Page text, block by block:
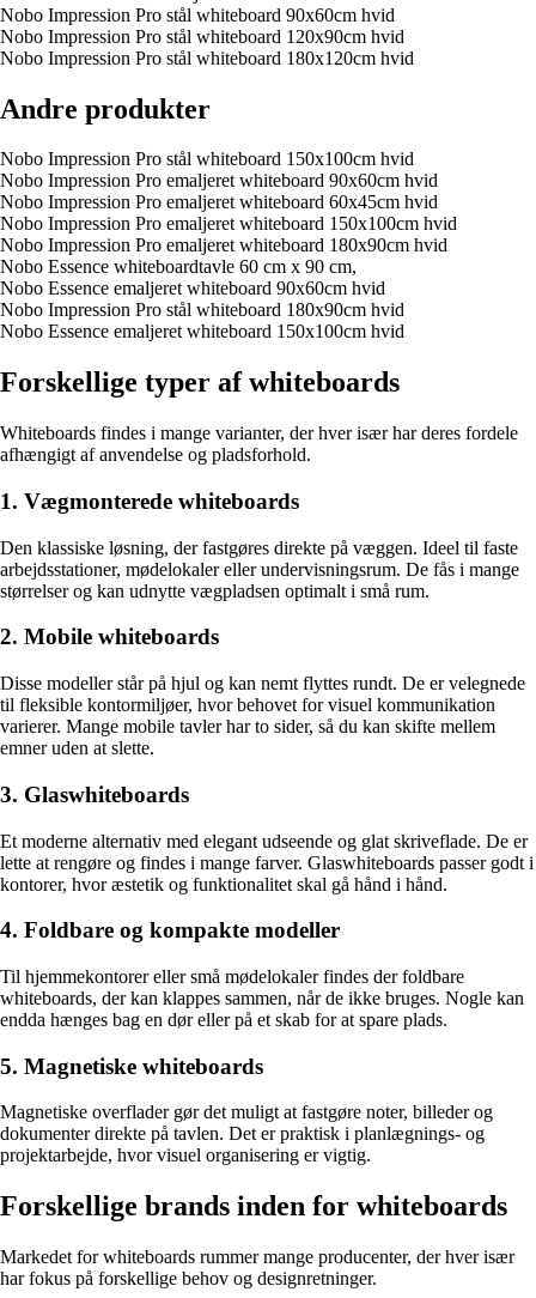
Nobo Impression Pro stål whiteboard 90x60cm hvid
Nobo Impression Pro stål whiteboard 120x90cm hvid
Nobo Impression Pro stål whiteboard 180x120cm hvid
Andre produkter
Nobo Impression Pro stål whiteboard 150x100cm hvid
Nobo Impression Pro emaljeret whiteboard 90x60cm hvid
Nobo Impression Pro emaljeret whiteboard 60x45cm hvid
Nobo Impression Pro emaljeret whiteboard 150x100cm hvid
Nobo Impression Pro emaljeret whiteboard 180x90cm hvid
Nobo Essence whiteboardtavle 60 cm x 90 cm,
Nobo Essence emaljeret whiteboard 90x60cm hvid
Nobo Impression Pro stål whiteboard 180x90cm hvid
Nobo Essence emaljeret whiteboard 150x100cm hvid
Forskellige typer af whiteboards
Whiteboards findes i mange varianter, der hver især har deres fordele
afhængigt af anvendelse og pladsforhold.
1. Vægmonterede whiteboards
Den klassiske løsning, der fastgøres direkte på væggen. Ideel til faste
arbejdsstationer, mødelokaler eller undervisningsrum. De fås i mange
størrelser og kan udnytte vægpladsen optimalt i små rum.
2. Mobile whiteboards
Disse modeller står på hjul og kan nemt flyttes rundt. De er velegnede
til fleksible kontormiljøer, hvor behovet for visuel kommunikation
varierer. Mange mobile tavler har to sider, så du kan skifte mellem
emner uden at slette.
3. Glaswhiteboards
Et moderne alternativ med elegant udseende og glat skriveflade. De er
lette at rengøre og findes i mange farver. Glaswhiteboards passer godt i
kontorer, hvor æstetik og funktionalitet skal gå hånd i hånd.
4. Foldbare og kompakte modeller
Til hjemmekontorer eller små mødelokaler findes der foldbare
whiteboards, der kan klappes sammen, når de ikke bruges. Nogle kan
endda hænges bag en dør eller på et skab for at spare plads.
5. Magnetiske whiteboards
Magnetiske overflader gør det muligt at fastgøre noter, billeder og
dokumenter direkte på tavlen. Det er praktisk i planlægnings- og
projektarbejde, hvor visuel organisering er vigtig.
Forskellige brands inden for whiteboards
Markedet for whiteboards rummer mange producenter, der hver især
har fokus på forskellige behov og designretninger.